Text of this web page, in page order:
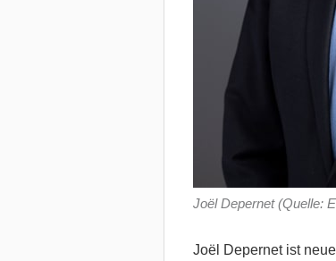
Joël Depernet (Quelle:
Joël Depernet ist